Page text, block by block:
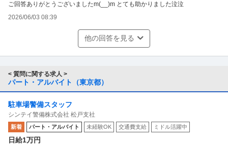
ご回答ありがとうございましたm(__)m とても助かりました泣泣
2026/06/03 08:39
他の回答を見る
< 質問に関する求人 >
パート・アルバイト（東京都）
駐車場警備スタッフ
シンテイ警備株式会社 松戸支社
新着 パート・アルバイト 未経験OK 交通費支給 ミドル活躍中
日給1万円